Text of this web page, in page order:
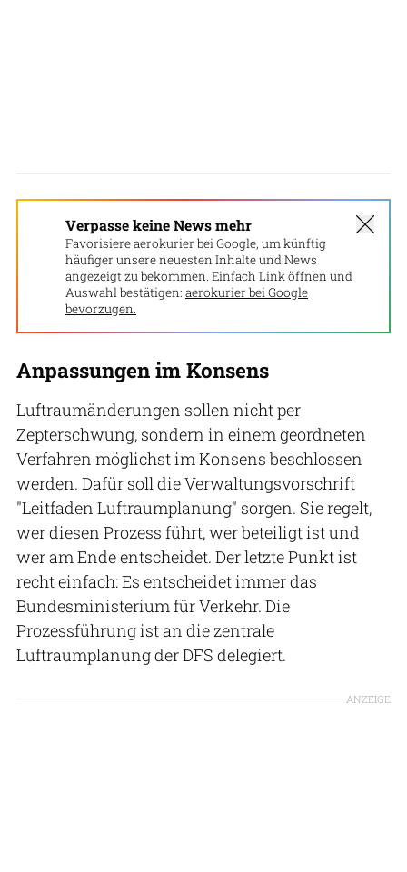
Verpasse keine News mehr
Favorisiere aerokurier bei Google, um künftig
häufiger unsere neuesten Inhalte und News
angezeigt zu bekommen. Einfach Link öffnen und
Auswahl bestätigen: aerokurier bei Google
bevorzugen.
Anpassungen im Konsens
Luftraumänderungen sollen nicht per
Zepterschwung, sondern in einem geordneten
Verfahren möglichst im Konsens beschlossen
werden. Dafür soll die Verwaltungsvorschrift
"Leitfaden Luftraumplanung" sorgen. Sie regelt,
wer diesen Prozess führt, wer beteiligt ist und
wer am Ende entscheidet. Der letzte Punkt ist
recht einfach: Es entscheidet immer das
Bundesministerium für Verkehr. Die
Prozessführung ist an die zentrale
Luftraumplanung der DFS delegiert.
ANZEIGE